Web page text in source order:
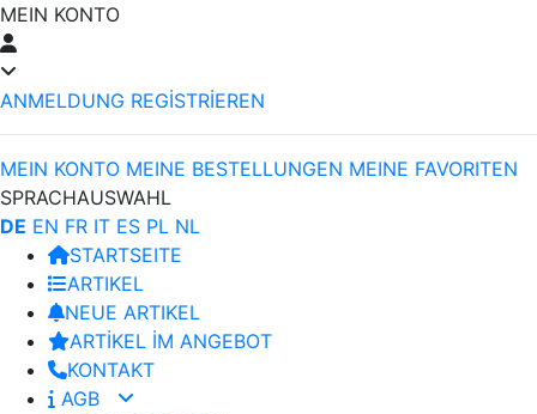
MEIN KONTO
ANMELDUNG REGİSTRİEREN
MEIN KONTO MEINE BESTELLUNGEN MEINE FAVORITEN
SPRACHAUSWAHL
DE EN FR IT ES PL NL
STARTSEITE
ARTIKEL
NEUE ARTIKEL
ARTİKEL İM ANGEBOT
KONTAKT
AGB